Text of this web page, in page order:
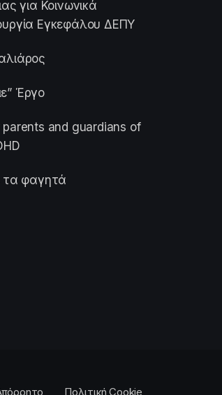
για Κοινωνικά
Εγκεφάλου ΔΕΠΥ
Έργο
and guardians of
τα φαγητά
Πολιτική Cookie